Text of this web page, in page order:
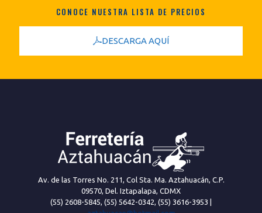
CONOCE NUESTRA LISTA DE PRECIOS
DESCARGA AQUÍ
Av. de las Torres No. 211, Col Sta. Ma. Aztahuacán, C.P.
09570, Del. Iztapalapa, CDMX
(55) 2608-5845, (55) 5642-0342, (55) 3616-3953